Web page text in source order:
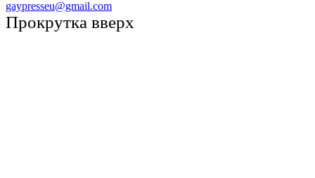
gaypresseu@gmail.com
Прокрутка вверх